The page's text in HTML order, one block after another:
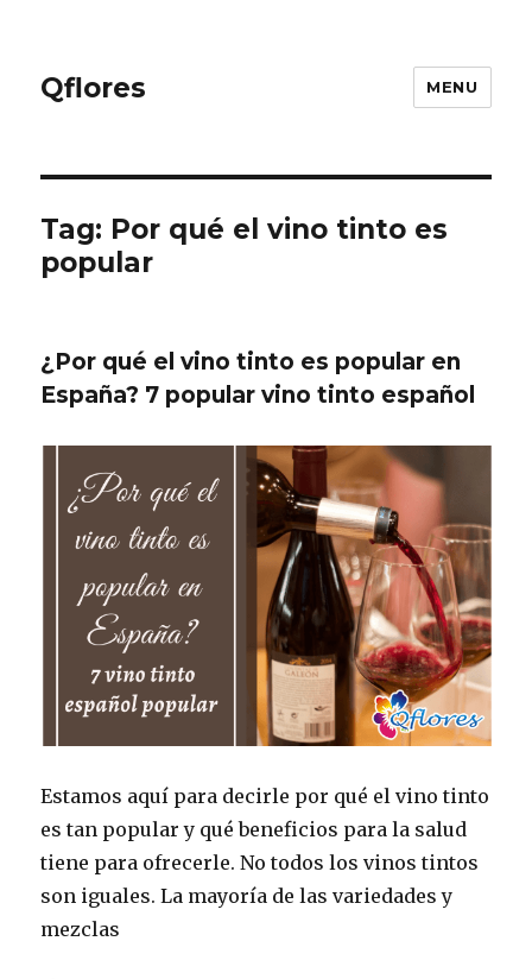
Qflores MENU
Tag: Por qué el vino tinto es
popular
¿Por qué el vino tinto es popular en
España? 7 popular vino tinto español
Estamos aquí para decirle por qué el vino tinto
es tan popular y qué beneficios para la salud
tiene para ofrecerle. No todos los vinos tintos
son iguales. La mayoría de las variedades y
mezclas